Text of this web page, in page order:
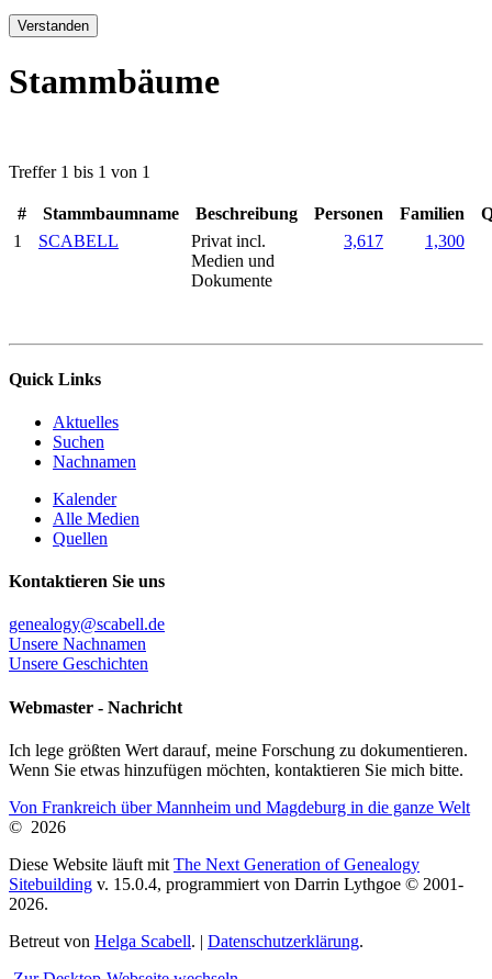
Verstanden
Stammbäume
Treffer 1 bis 1 von 1
# Stammbaumname Beschreibung Personen Familien
1
SCABELL
Privat incl.
Medien und
Dokumente
3,617 1,300
Quick Links
Aktuelles
Suchen
Nachnamen
Kalender
Alle Medien
Quellen
Kontaktieren Sie uns
genealogy@scabell.de
Unsere Nachnamen
Unsere Geschichten
Webmaster - Nachricht
Ich lege größten Wert darauf, meine Forschung zu dokumentieren.
Wenn Sie etwas hinzufügen möchten, kontaktieren Sie mich bitte.
Von Frankreich über Mannheim und Magdeburg in die ganze Welt
© 2026
Diese Website läuft mit The Next Generation of Genealogy
Sitebuilding v. 15.0.4, programmiert von Darrin Lythgoe © 2001-
2026.
Betreut von Helga Scabell. | Datenschutzerklärung.